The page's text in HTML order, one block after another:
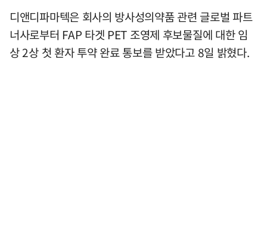
디앤디파마텍은 회사의 방사성의약품 관련 글로벌 파트
너사로부터 FAP 타겟 PET 조영제 후보물질에 대한 임
상 2상 첫 환자 투약 완료 통보를 받았다고 8일 밝혔다.